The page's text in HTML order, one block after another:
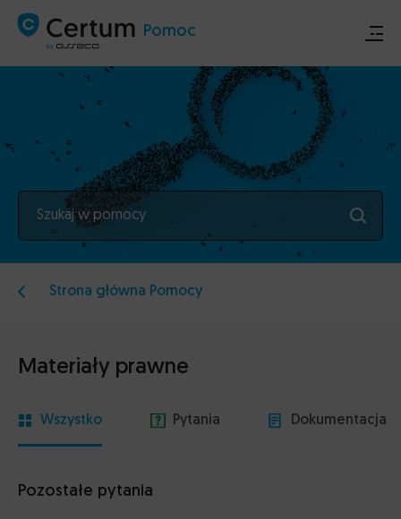
Pomoc
Ogłoszenia techniczne
Certum.pl
Sklep
Szukaj w pomocy
Strona główna Pomocy
Materiały prawne
Wszystko Pytania Dokumentacja
Pozostałe pytania